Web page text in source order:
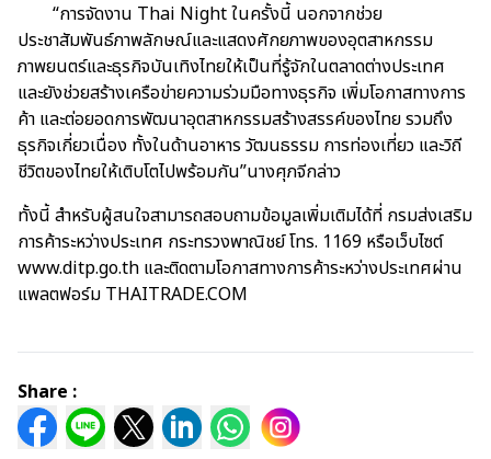
“การจัดงาน Thai Night ในครั้งนี้ นอกจากช่วย
ประชาสัมพันธ์ภาพลักษณ์และแสดงศักยภาพของอุตสาหกรรม
ภาพยนตร์และธุรกิจบันเทิงไทยให้เป็นที่รู้จักในตลาดต่างประเทศ
และยังช่วยสร้างเครือข่ายความร่วมมือทางธุรกิจ เพิ่มโอกาสทางการ
ค้า และต่อยอดการพัฒนาอุตสาหกรรมสร้างสรรค์ของไทย รวมถึง
ธุรกิจเกี่ยวเนื่อง ทั้งในด้านอาหาร วัฒนธรรม การท่องเที่ยว และวิถี
ชีวิตของไทยให้เติบโตไปพร้อมกัน”นางศุภจีกล่าว
ทั้งนี้ สำหรับผู้สนใจสามารถสอบถามข้อมูลเพิ่มเติมได้ที่ กรมส่งเสริม
การค้าระหว่างประเทศ กระทรวงพาณิชย์ โทร. 1169 หรือเว็บไซต์
www.ditp.go.th และติดตามโอกาสทางการค้าระหว่างประเทศผ่าน
แพลตฟอร์ม THAITRADE.COM
Share :